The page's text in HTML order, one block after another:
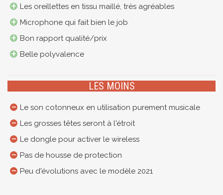
Les oreillettes en tissu maillé, très agréables
Microphone qui fait bien le job
Bon rapport qualité/prix
Belle polyvalence
LES MOINS
Le son cotonneux en utilisation purement musicale
Les grosses têtes seront à l'étroit
Le dongle pour activer le wireless
Pas de housse de protection
Peu d'évolutions avec le modèle 2021